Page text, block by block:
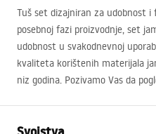
Tuš set dizajniran za udobnost i
posebnoj fazi proizvodnje, set
udobnost u svakodnevnoj
kvaliteta korištenih materijala
niz godina. Pozivamo Vas da